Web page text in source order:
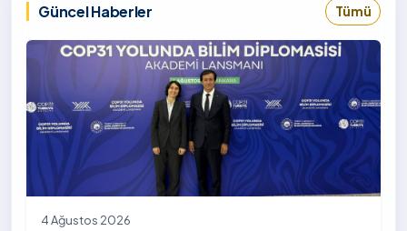
Güncel Haberler Tümü
4 Ağustos 2026